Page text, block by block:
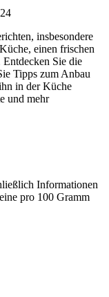
insbesondere
einen frischen
Sie die
Tipps zum Anbau
in der Küche
und mehr
Informationen
pro 100 Gramm